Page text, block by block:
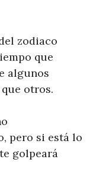
zodiaco
que
algunos
otros.
pero si está lo
golpeará